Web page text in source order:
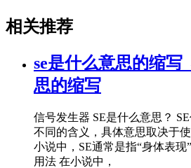
相关推荐
se是什么意思的缩写
思的缩写
信号发生器 SE是什么意思？
不同的含义，具体意思取决于
小说中，SE通常是指“身体表现
用法 在小说中，